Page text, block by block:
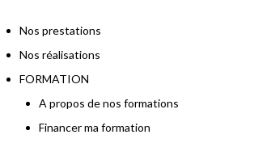
Nos prestations
Nos réalisations
FORMATION
A propos de nos formations
Financer ma formation